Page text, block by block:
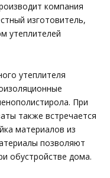
компания
изготовитель,
утеплителей
утеплителя
При
также встречается
материалов из
позволяют
обустройстве дома.